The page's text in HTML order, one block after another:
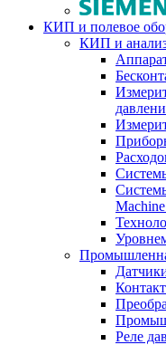
КИП и полевое
КИП и
Реле